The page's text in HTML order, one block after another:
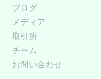
ブログ
メディア
取引所
チーム
お問い合わせ